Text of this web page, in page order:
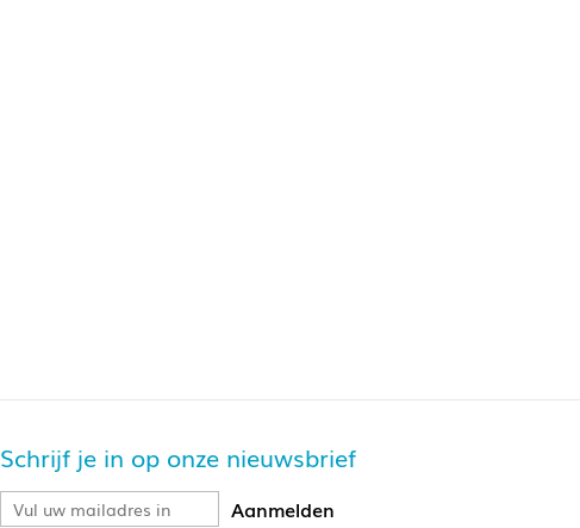
Schrijf je in op onze nieuwsbrief